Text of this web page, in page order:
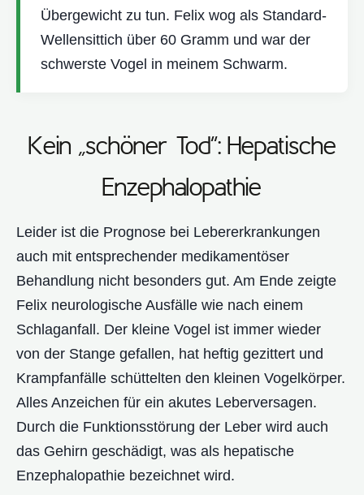
Übergewicht zu tun. Felix wog als Standard-
Wellensittich über 60 Gramm und war der
schwerste Vogel in meinem Schwarm.
Kein „schöner Tod“: Hepatische
Enzephalopathie
Leider ist die Prognose bei Lebererkrankungen
auch mit entsprechender medikamentöser
Behandlung nicht besonders gut. Am Ende zeigte
Felix neurologische Ausfälle wie nach einem
Schlaganfall. Der kleine Vogel ist immer wieder
von der Stange gefallen, hat heftig gezittert und
Krampfanfälle schüttelten den kleinen Vogelkörper.
Alles Anzeichen für ein akutes Leberversagen.
Durch die Funktionsstörung der Leber wird auch
das Gehirn geschädigt, was als hepatische
Enzephalopathie bezeichnet wird.